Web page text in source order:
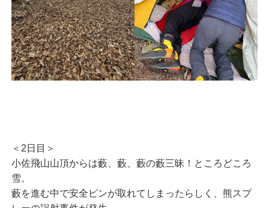
＜2日目＞
小佐飛山山頂からは藪、藪、藪の藪三昧！ところどころ
雪。
藪を進む中で安全ピンが取れてしまったらしく、熊スプ